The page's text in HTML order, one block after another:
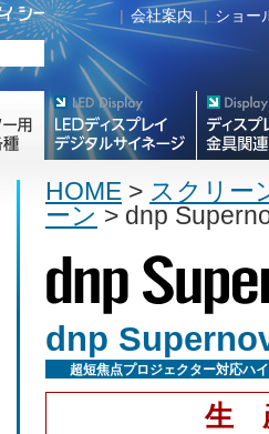
| 会社案内 | ショー
HOME > スクリー
ーン > dnp
dnp
超短焦点プロジェクター対応ハ
生